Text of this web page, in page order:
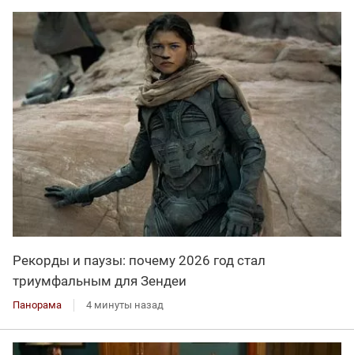
Рекорды и паузы: почему 2026 год стал
триумфальным для Зендеи
Панорама 4 минуты назад